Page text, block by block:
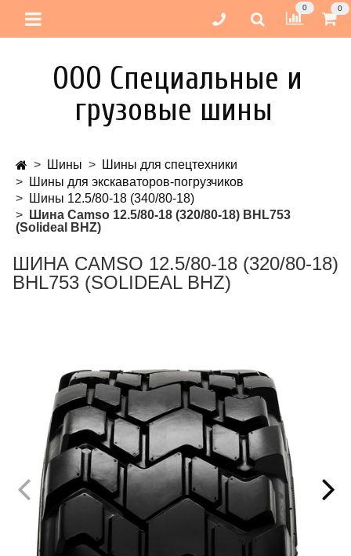
0 0
ООО Специальные и
грузовые шины
Шины
Шины для спецтехники
Шины для экскаваторов-погрузчиков
Шины 12.5/80-18 (340/80-18)
Шина Camso 12.5/80-18 (320/80-18) BHL753
(Solideal BHZ)
ШИНА CAMSO 12.5/80-18 (320/80-18)
BHL753 (SOLIDEAL BHZ)